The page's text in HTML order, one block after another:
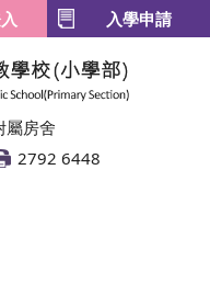
入學申請
屬房舍
2792 6448